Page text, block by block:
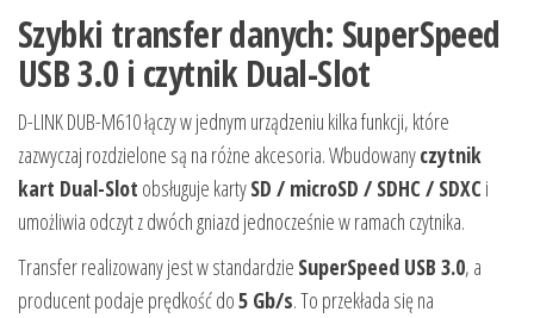
Szybki transfer danych: SuperSpeed
USB 3.0 i czytnik Dual-Slot
D-LINK DUB-M610 łączy w jednym urządzeniu kilka funkcji, które
zazwyczaj rozdzielone są na różne akcesoria. Wbudowanyczytnik
kart Dual-Slot obsługuje kartySD / microSD / SDHC / SDXC i
umożliwia odczyt z dwóch gniazd jednocześnie w ramach czytnika.
Transfer realizowany jest w standardzie SuperSpeed USB 3.0, a
producent podaje prędkość do5 Gb/s. To przekłada się na